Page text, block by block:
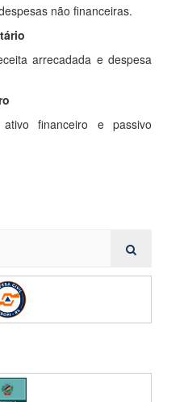
não financeiras.
arrecadada e despesa
financeiro e passivo